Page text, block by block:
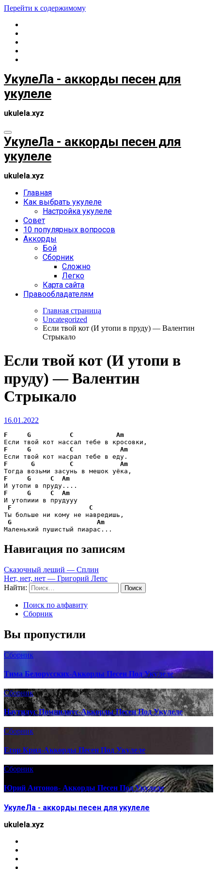
Перейти к содержимому
УкулеЛа - аккорды песен для
укулеле
ukulela.xyz
УкулеЛа - аккорды песен для
укулеле
ukulela.xyz
Главная
Как выбрать укулеле
Настройка укулеле
Совет
10 популярных вопросов
Аккорды
Бой
Сборник
Сложно
Легко
Карта сайта
Правообладателям
Главная страница
Uncategorized
Если твой кот (И утопи в пруду) — Валентин
Стрыкало
Если твой кот (И утопи в
пруду) — Валентин
Стрыкало
16.01.2022
F G C
Am
F
G C
Am
F
G C
Am
F
G C
Am
F
G C
Am
И утопиии в прудууу
F
C
Ты больше ни кому не навредишь,
G
Am
Маленький пушистый пиарас...
Навигация по записям
Сказочный леший — Сплин
Нет, нет, нет — Григорий Лепс
Найти:
Поиск по алфавиту
Сборник
Вы пропустили
Сборник
Тима Белорусских-Аккорды Песен Под Укулеле
Сборник
Наутилус Помпилиус-Аккорды Песен Под Укулеле
Сборник
Егор Крид-Аккорды Песен Под Укулеле
Сборник
Юрий Антонов- Аккорды Песен Под Укулеле
УкулеЛа - аккорды песен для укулеле
ukulela.xyz